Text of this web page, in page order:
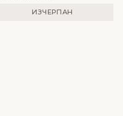
ИЗЧЕРПАН
в любими